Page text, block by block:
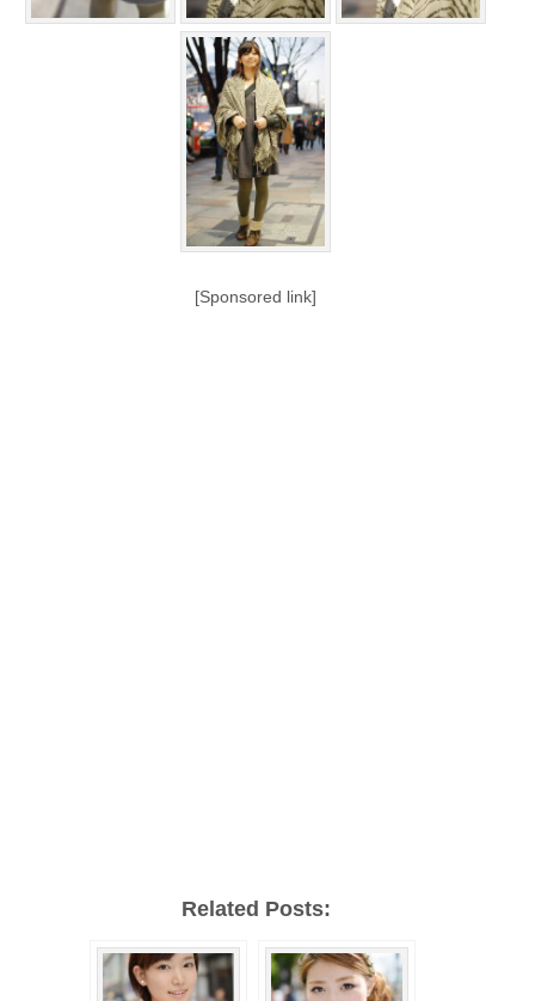
[Sponsored link]
Related Posts: